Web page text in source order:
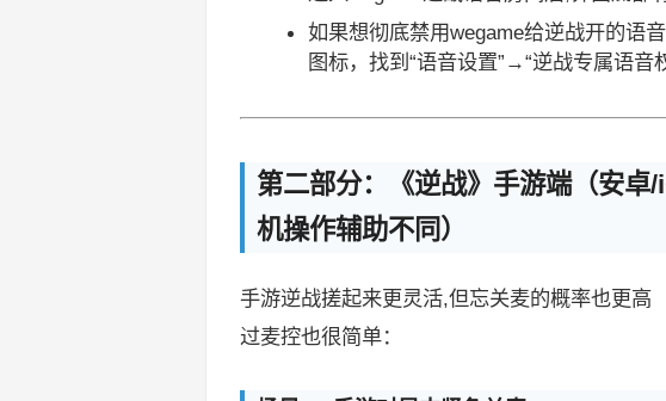
如果想彻底禁用wegame给逆战开的语
图标，找到“语音设置”→“逆战专属语音
第二部分：《逆战》手游端（安卓
机操作辅助不同）
手游逆战搓起来更灵活,但忘关麦的概率也更高
过麦控也很简单：